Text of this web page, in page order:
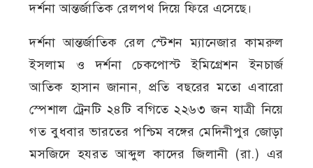
দর্শনা আন্তর্জাতিক রেলপথ দিয়ে ফিরে এসেছে।
দর্শনা আন্তর্জাতিক রেল স্টেশন ম্যানেজার কামরুল
ইসলাম ও দর্শনা চেকপোস্ট ইমিগ্রেশন ইনচার্জ
আতিক হাসান জানান, প্রতি বছরের মতো এবারো
স্পেশাল ট্রেনটি ২৪টি বগিতে ২২৬৩ জন যাত্রী নিয়ে
গত বুধবার ভারতের পশ্চিম বঙ্গের মেদিনীপুর জোড়া
মসজিদে হযরত আব্দুল কাদের জিলানী (রা.) এর